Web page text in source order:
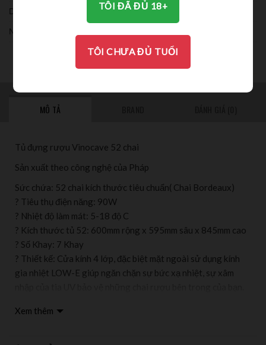
Dung tích:
Nồng độ:
THƯỞNG THỨC
MÔ TẢ
Tủ đựng rượu Vinocave 52 chai
Sản xuất theo công nghệ của Pháp
Sức chứa: 52 chai kích thước tiêu chuẩn( Chai Bordeaux)
? Tiêu thụ điện năng: 90W
? Nhiệt độ làm mát: 5-18 độ C
? Kích thước tủ 52: 600mm rộng x 595mm sâu x 845mm cao
? Số Khay: 7 Khay
? Thiết kế: Cửa kính 4 lớp, đặc biệt mặt ngoài sử dụng kính
gia nhiệt LOW-E giúp ngăn chặn sự bức xạ nhiệt, sự xâm
xuất bởi thương hiệu nổi tiếng thế giới Enbraco . Máy tiết
Xem thêm
TÔI ĐÃ ĐỦ 18+
TÔI CHƯA ĐỦ TUỔI